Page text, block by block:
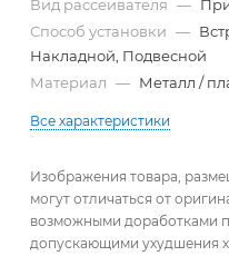
Вид рассеивателя —
Способ установки —
Накладной, Подвесной
Материал — Металл /
Все характеристики
Изображения товара,
могут отличаться от
возможными доработками
допускающими ухудшения